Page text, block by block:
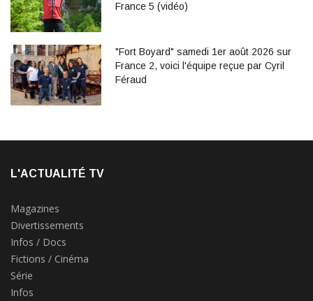
France 5 (vidéo)
"Fort Boyard" samedi 1er août 2026 sur
France 2, voici l'équipe reçue par Cyril
Féraud
L'ACTUALITÉ TV
Magazines
Divertissements
Infos / Docs
Fictions / Cinéma
Série
Infos